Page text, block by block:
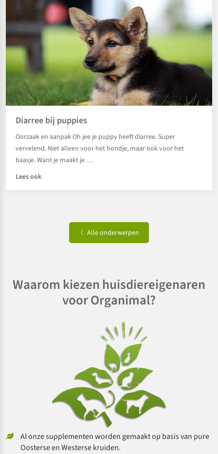
Diarree bij puppies
Oorzaak en aanpak Oh jee je puppy heeft diarree. Super
vervelend. Niet alleen voor het hondje, maar ook voor het
baasje. Want je maakt je …
Lees ook
Alle onderwerpen
Waarom kiezen huisdiereigenaren
voor Organimal?
Al onze supplementen worden gemaakt op basis van pure
Oosterse en Westerse kruiden.